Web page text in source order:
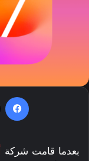
بعدما قامت شركة